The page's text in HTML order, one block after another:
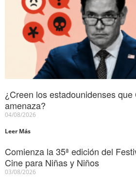
¿Creen los estadounidenses
amenaza?
04/08/2026
Leer Más
Comienza la 35ª edición del
Cine para Niñas y Niños
03/08/2026